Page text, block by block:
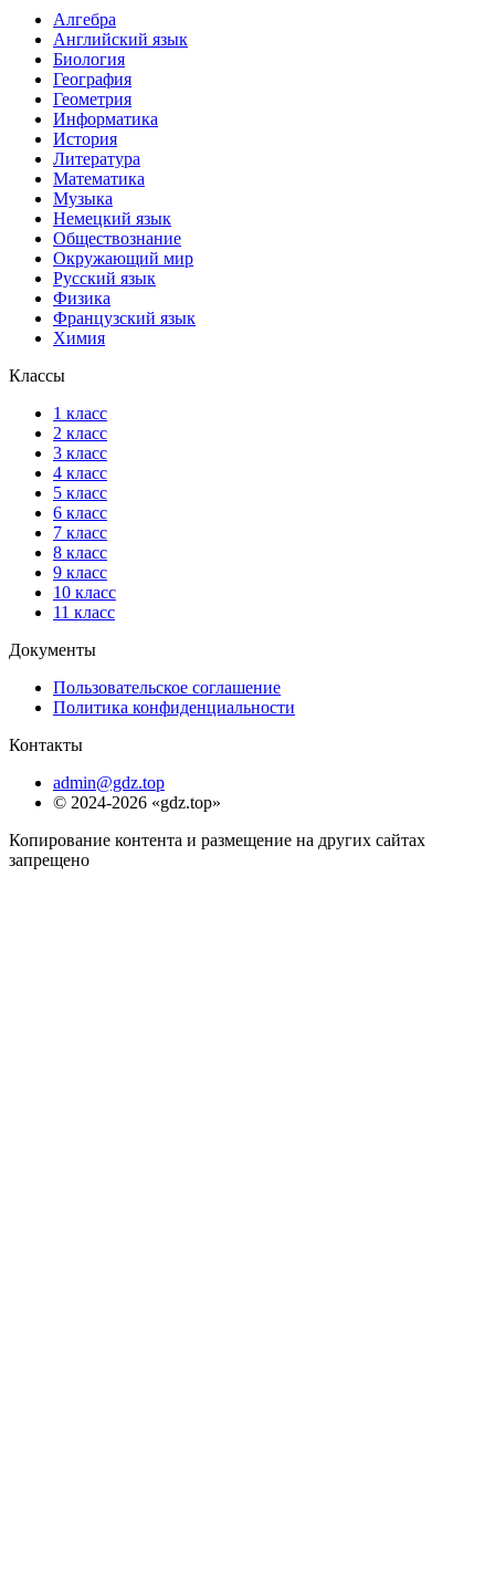
Алгебра
Английский язык
Биология
География
Геометрия
Информатика
История
Литература
Математика
Музыка
Немецкий язык
Обществознание
Окружающий мир
Русский язык
Физика
Французский язык
Химия
Классы
1 класс
2 класс
3 класс
4 класс
5 класс
6 класс
7 класс
8 класс
9 класс
10 класс
11 класс
Документы
Пользовательское соглашение
Политика конфиденциальности
Контакты
admin@gdz.top
© 2024-2026 «gdz.top»
Копирование контента и размещение на других сайтах
запрещено